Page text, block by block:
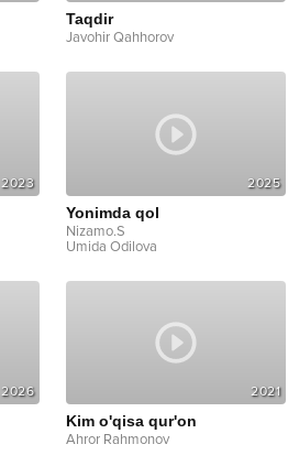
Taqdir
Javohir Qahhorov
2023 2025
Yonimda qol
Nizamo.S
Umida Odilova
2026 2021
Kim o'qisa qur'on
Ahror Rahmonov